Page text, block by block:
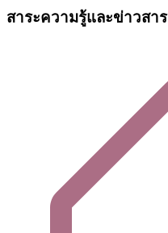
สาระความรู้และข่าวสาร